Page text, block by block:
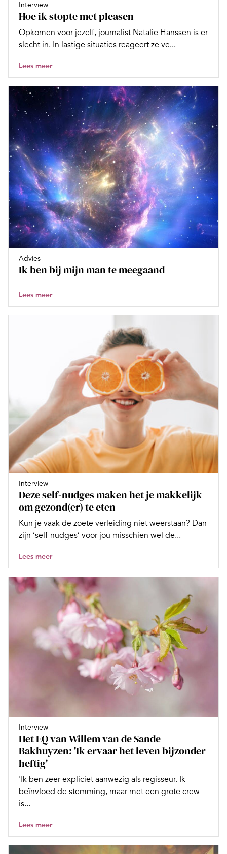
Interview
Hoe ik stopte met pleasen
Opkomen voor jezelf, journalist Natalie Hanssen is er
slecht in. In lastige situaties reageert ze ve...
Lees meer
Advies
Ik ben bij mijn man te meegaand
Lees meer
Interview
Deze self-nudges maken het je makkelijk
om gezond(er) te eten
Kun je vaak de zoete verleiding niet weerstaan? Dan
zijn ‘self-nudges’ voor jou misschien wel de...
Lees meer
Interview
Het EQ van Willem van de Sande
Bakhuyzen: 'Ik ervaar het leven bijzonder
heftig'
'Ik ben zeer expliciet aanwezig als regisseur. Ik
beïnvloed de stemming, maar met een grote crew
is...
Lees meer